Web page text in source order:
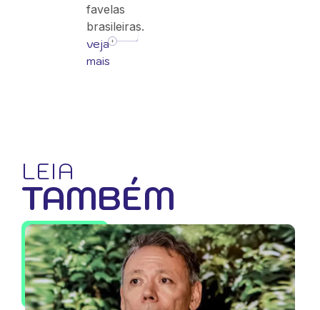
favelas
brasileiras.
veja
mais
LEIA
TAMBÉM